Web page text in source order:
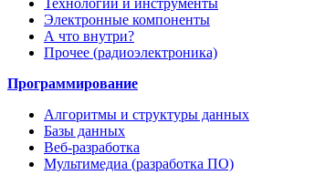
Электронные компоненты
А что внутри?
Прочее (радиоэлектроника)
Программирование
Алгоритмы и структуры данных
Базы данных
Веб-разработка
Мультимедиа (разработка ПО)